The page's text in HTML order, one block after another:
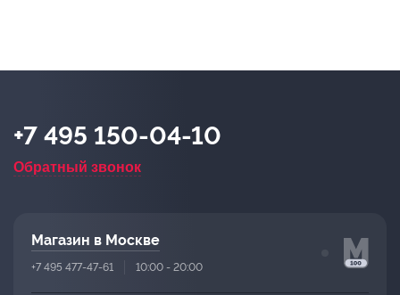
+7 495 150-04-10
Обратный звонок
Магазин в Москве
+7 495 477-47-61 10:00 - 20:00